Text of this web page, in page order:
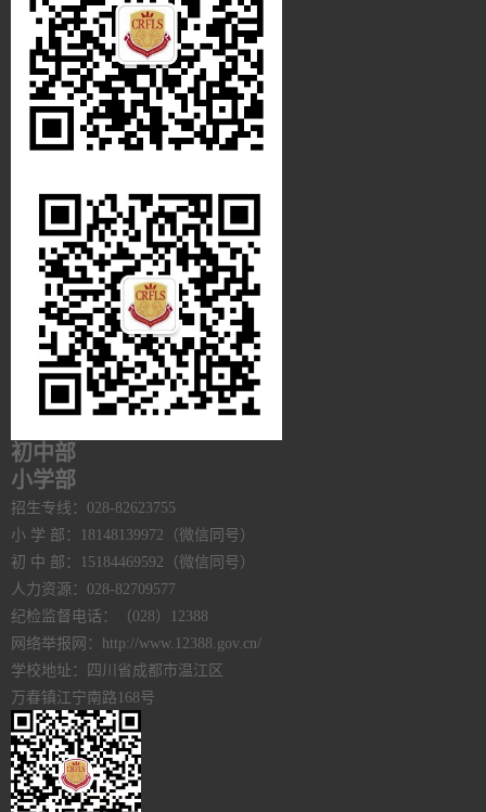
初中部
小学部
招生专线：028-82623755
小 学 部：18148139972（微信同号）
初 中 部：15184469592（微信同号）
人力资源：028-82709577
纪检监督电话：（028）12388
网络举报网：http://www.12388.gov.cn/
学校地址：四川省成都市温江区
万春镇江宁南路168号